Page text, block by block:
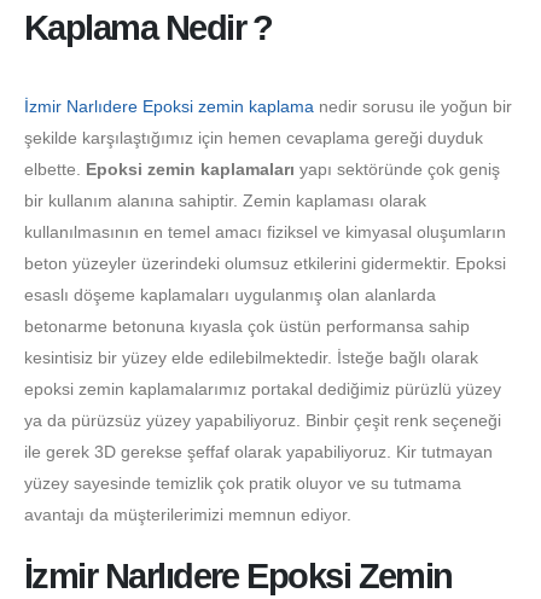
Kaplama Nedir ?
İzmir Narlıdere Epoksi zemin kaplama nedir sorusu ile yoğun bir
şekilde karşılaştığımız için hemen cevaplama gereği duyduk
elbette. Epoksi zemin kaplamaları yapı sektöründe çok geniş
bir kullanım alanına sahiptir. Zemin kaplaması olarak
kullanılmasının en temel amacı fiziksel ve kimyasal oluşumların
beton yüzeyler üzerindeki olumsuz etkilerini gidermektir. Epoksi
esaslı döşeme kaplamaları uygulanmış olan alanlarda
betonarme betonuna kıyasla çok üstün performansa sahip
kesintisiz bir yüzey elde edilebilmektedir. İsteğe bağlı olarak
epoksi zemin kaplamalarımız portakal dediğimiz pürüzlü yüzey
ya da pürüzsüz yüzey yapabiliyoruz. Binbir çeşit renk seçeneği
ile gerek 3D gerekse şeffaf olarak yapabiliyoruz. Kir tutmayan
yüzey sayesinde temizlik çok pratik oluyor ve su tutmama
avantajı da müşterilerimizi memnun ediyor.
İzmir Narlıdere Epoksi Zemin